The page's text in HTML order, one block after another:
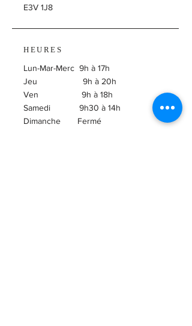
E3V 1J8
HEURES
Lun-Mar-Merc 9h à 17h
Jeu 9h à 20h
Ven 9h à 18h
Samedi 9h30 à 14h
​Dimanche Fermé